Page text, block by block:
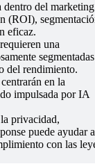
dentro del marketing
(ROI),
eficaz.
una
segmentadas
del rendimiento.
en la
impulsada por IA
privacidad,
puede ayudar a
con las